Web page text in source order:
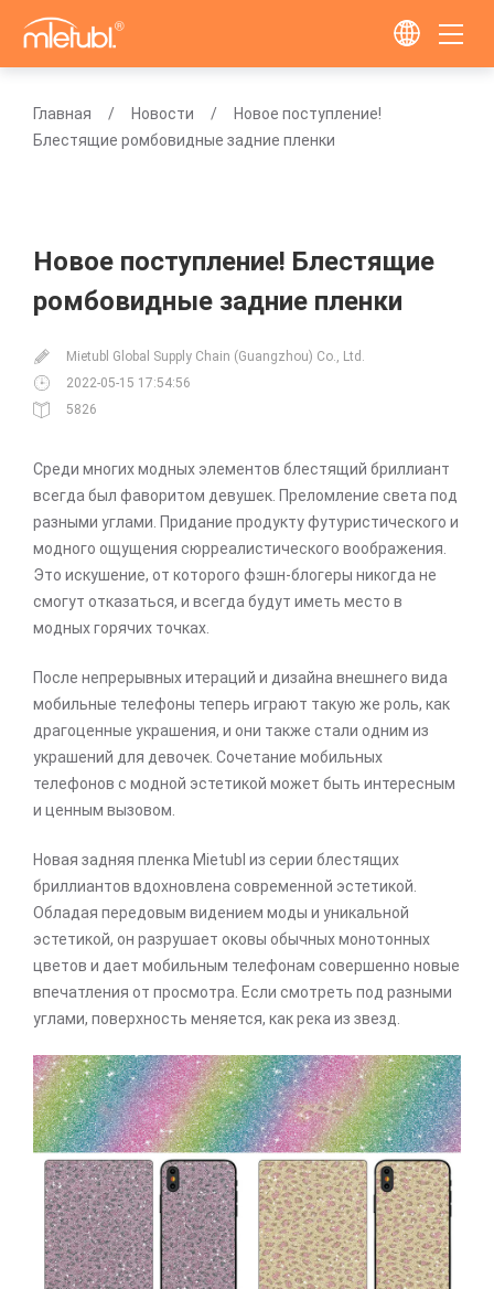
Главная Новости
Новое поступление!
Блестящие ромбовидные задние пленки
Новое поступление! Блестящие
ромбовидные задние пленки
Mietubl Global Supply Chain (Guangzhou) Co., Ltd.
2022-05-15 17:54:56
5826
Среди многих модных элементов блестящий бриллиант
всегда был фаворитом девушек. Преломление света под
разными углами. Придание продукту футуристического и
модного ощущения сюрреалистического воображения.
Это искушение, от которого фэшн-блогеры никогда не
смогут отказаться, и всегда будут иметь место в
модных горячих точках.
После непрерывных итераций и дизайна внешнего вида
мобильные телефоны теперь играют такую же роль, как
драгоценные украшения, и они также стали одним из
украшений для девочек. Сочетание мобильных
телефонов с модной эстетикой может быть интересным
и ценным вызовом.
Новая задняя пленка Mietubl из серии блестящих
бриллиантов вдохновлена современной эстетикой.
Обладая передовым видением моды и уникальной
эстетикой, он разрушает оковы обычных монотонных
цветов и дает мобильным телефонам совершенно новые
впечатления от просмотра. Если смотреть под разными
углами, поверхность меняется, как река из звезд.